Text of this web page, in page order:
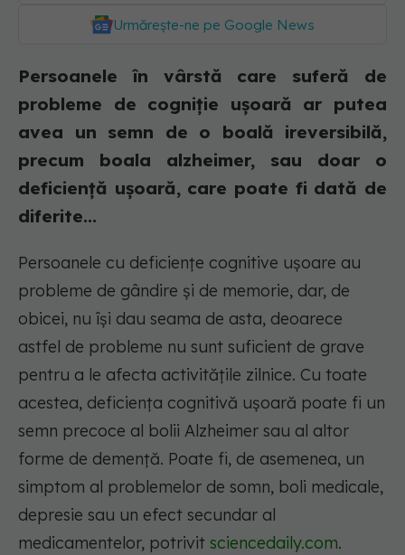
Urmărește-ne pe Google News
Persoanele în vârstă care suferă de
probleme de cogniție ușoară ar putea
avea un semn de o boală ireversibilă,
precum boala alzheimer, sau doar o
deficiență ușoară, care poate fi dată de
diferite...
Persoanele cu deficiențe cognitive ușoare au
probleme de gândire și de memorie, dar, de
obicei, nu își dau seama de asta, deoarece
astfel de probleme nu sunt suficient de grave
pentru a le afecta activitățile zilnice. Cu toate
acestea, deficiența cognitivă ușoară poate fi un
semn precoce al bolii Alzheimer sau al altor
forme de demență. Poate fi, de asemenea, un
simptom al problemelor de somn, boli medicale,
depresie sau un efect secundar al
medicamentelor, potrivit sciencedaily.com.